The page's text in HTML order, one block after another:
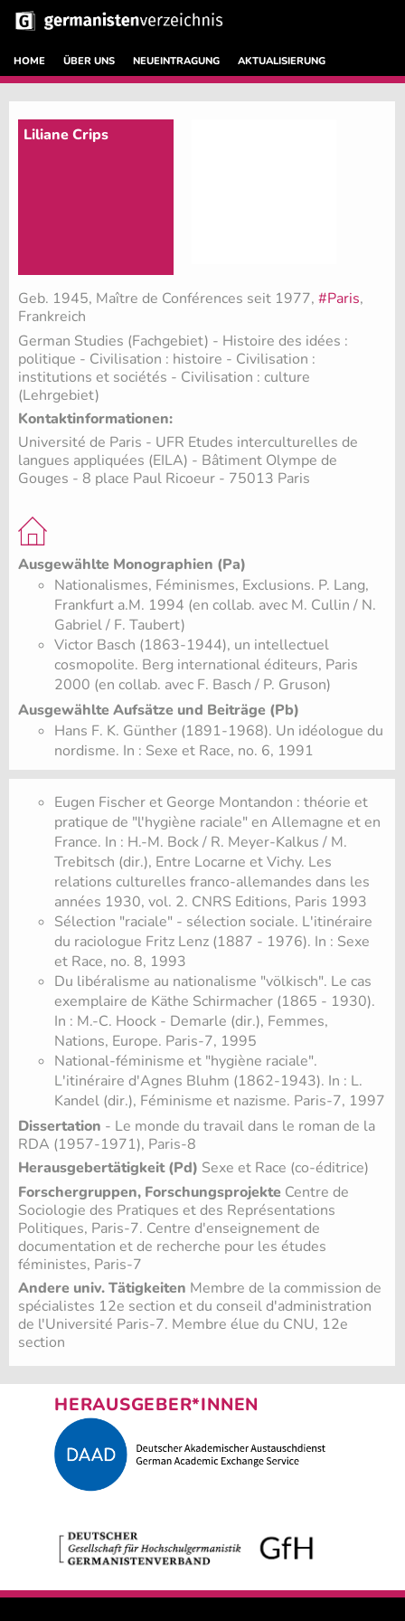
HOME ÜBER UNS NEUEINTRAGUNG AKTUALISIERUNG
Liliane Crips
Geb. 1945, Maître de Conférences seit 1977, #Paris,
Frankreich
German Studies (Fachgebiet) - Histoire des idées :
politique - Civilisation : histoire - Civilisation :
institutions et sociétés - Civilisation : culture
(Lehrgebiet)
Kontaktinformationen:
Université de Paris - UFR Etudes interculturelles de
langues appliquées (EILA) - Bâtiment Olympe de
Gouges - 8 place Paul Ricoeur - 75013 Paris
Ausgewählte Monographien (Pa)
Nationalismes, Féminismes, Exclusions. P. Lang,
Frankfurt a.M. 1994 (en collab. avec M. Cullin / N.
Gabriel / F. Taubert)
Victor Basch (1863-1944), un intellectuel
cosmopolite. Berg international éditeurs, Paris
2000 (en collab. avec F. Basch / P. Gruson)
Ausgewählte Aufsätze und Beiträge (Pb)
Hans F. K. Günther (1891-1968). Un idéologue du
nordisme. In : Sexe et Race, no. 6, 1991
Eugen Fischer et George Montandon : théorie et
pratique de "l'hygiène raciale" en Allemagne et en
France. In : H.-M. Bock / R. Meyer-Kalkus / M.
Trebitsch (dir.), Entre Locarne et Vichy. Les
relations culturelles franco-allemandes dans les
années 1930, vol. 2. CNRS Editions, Paris 1993
Sélection "raciale" - sélection sociale. L'itinéraire
du raciologue Fritz Lenz (1887 - 1976). In : Sexe
et Race, no. 8, 1993
Du libéralisme au nationalisme "völkisch". Le cas
exemplaire de Käthe Schirmacher (1865 - 1930).
In : M.-C. Hoock - Demarle (dir.), Femmes,
Nations, Europe. Paris-7, 1995
National-féminisme et "hygiène raciale".
L'itinéraire d'Agnes Bluhm (1862-1943). In : L.
Kandel (dir.), Féminisme et nazisme. Paris-7, 1997
Dissertation - Le monde du travail dans le roman de la
RDA (1957-1971), Paris-8
Herausgebertätigkeit (Pd) Sexe et Race (co-éditrice)
Forschergruppen, Forschungsprojekte Centre de
Sociologie des Pratiques et des Représentations
Politiques, Paris-7. Centre d'enseignement de
documentation et de recherche pour les études
féministes, Paris-7
Andere univ. Tätigkeiten Membre de la commission de
spécialistes 12e section et du conseil d'administration
de l'Université Paris-7. Membre élue du CNU, 12e
section
HERAUSGEBER*INNEN